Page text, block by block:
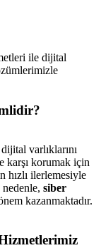
ile dijital
varlıklarını
karşı korumak için
hızlı ilerlemesiyle
siber
kazanmaktadır.